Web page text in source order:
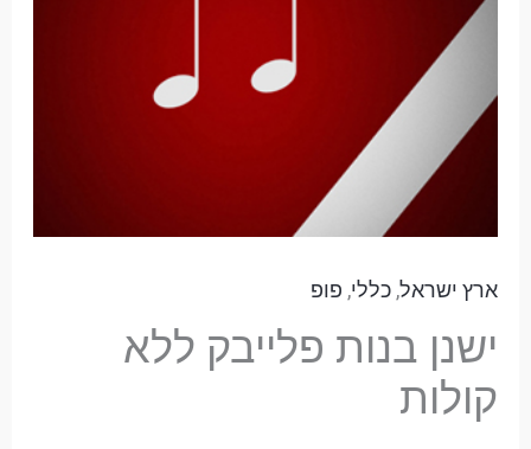
ארץ ישראל, כללי, פופ
ישנן בנות פלייבק ללא
קולות
בנות
פלייבק
ללא
קולות